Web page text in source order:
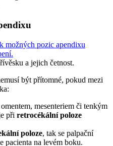
a jejich četnost.
být přítomné, pokud mezi
mesenteriem či tenkým
při retrocékální poloze
poloze, tak se palpační
pacienta na levém boku.